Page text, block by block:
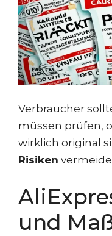
Verbraucher
müssen prüfen,
wirklich original
Risiken
und